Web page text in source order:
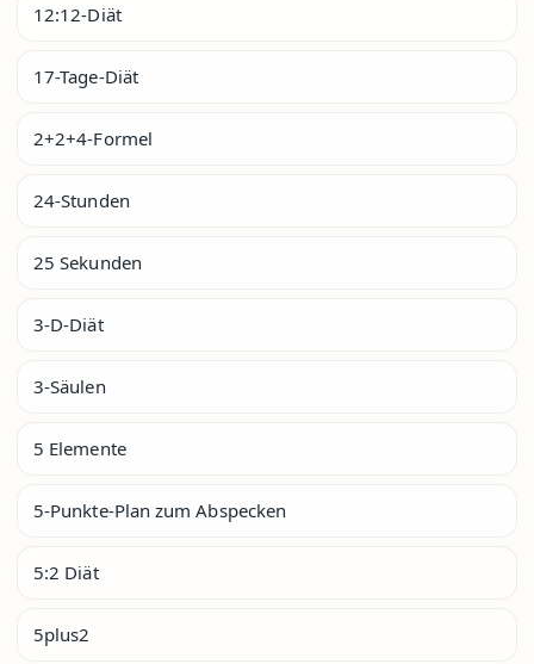
12:12-Diät
17-Tage-Diät
2+2+4-Formel
24-Stunden
25 Sekunden
3-D-Diät
3-Säulen
5 Elemente
5-Punkte-Plan zum Abspecken
5:2 Diät
5plus2